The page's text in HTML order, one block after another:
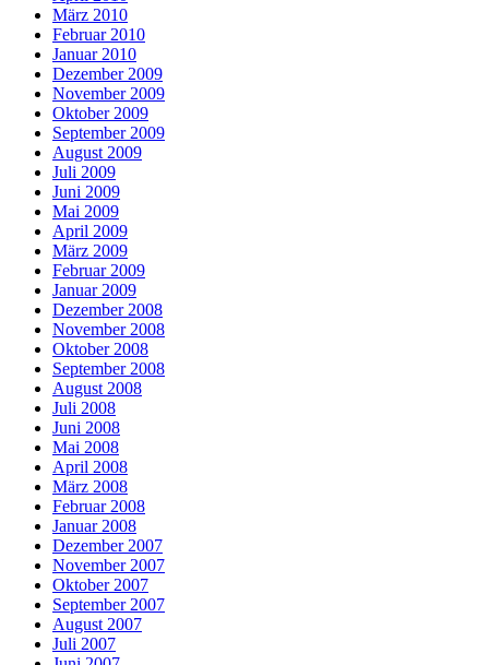
März 2010
Februar 2010
Januar 2010
Dezember 2009
November 2009
Oktober 2009
September 2009
August 2009
Juli 2009
Juni 2009
Mai 2009
April 2009
März 2009
Februar 2009
Januar 2009
Dezember 2008
November 2008
Oktober 2008
September 2008
August 2008
Juli 2008
Juni 2008
Mai 2008
April 2008
März 2008
Februar 2008
Januar 2008
Dezember 2007
November 2007
Oktober 2007
September 2007
August 2007
Juli 2007